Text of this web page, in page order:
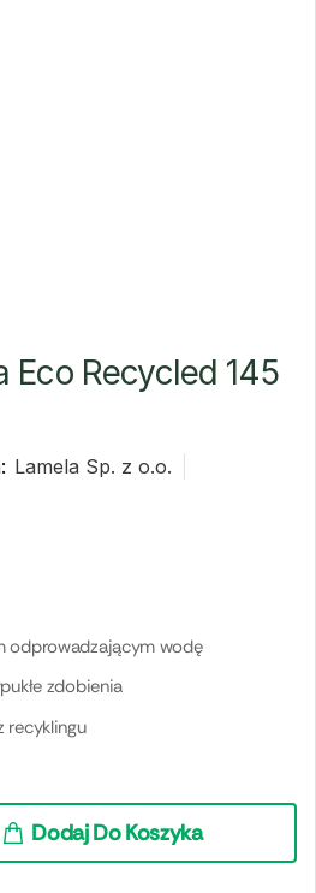
Eco Recycled 145
Lamela Sp. z o.o.
odprowadzającym wodę
zdobienia
recyklingu
Dodaj Do Koszyka